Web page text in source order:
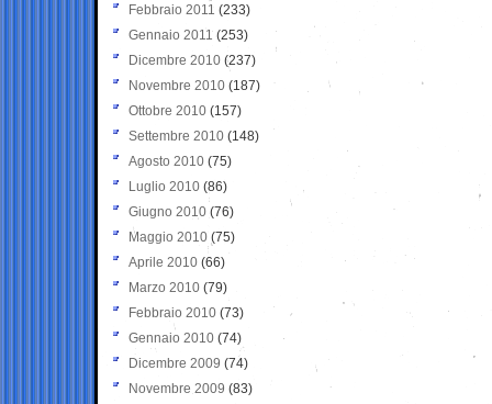
Febbraio 2011 (233)
Gennaio 2011 (253)
Dicembre 2010 (237)
Novembre 2010 (187)
Ottobre 2010 (157)
Settembre 2010 (148)
Agosto 2010 (75)
Luglio 2010 (86)
Giugno 2010 (76)
Maggio 2010 (75)
Aprile 2010 (66)
Marzo 2010 (79)
Febbraio 2010 (73)
Gennaio 2010 (74)
Dicembre 2009 (74)
Novembre 2009 (83)